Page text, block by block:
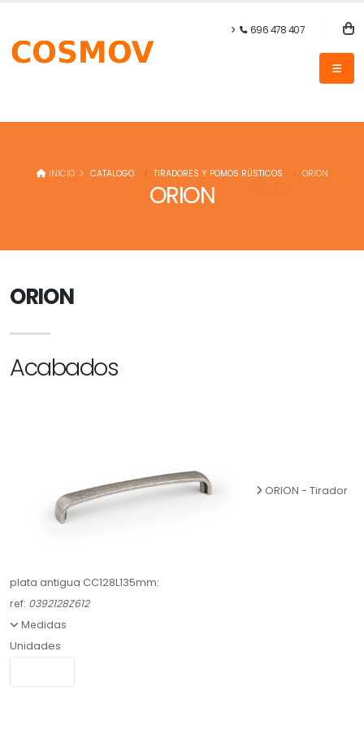
696 478 407
ORION
INICIO CATALOGO TIRADORES Y POMOS RÚSTICOS ORION
ORION
Acabados
ORION - Tirador
plata antigua CC128L135mm:
ref: 0392128Z612
Medidas
Unidades